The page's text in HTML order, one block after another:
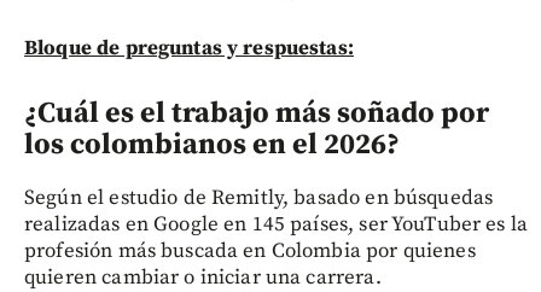
Bloque de preguntas y respuestas:
¿Cuál es el trabajo más soñado por
los colombianos en el 2026?
Según el estudio de Remitly, basado en búsquedas
realizadas en Google en 145 países, ser YouTuber es la
profesión más buscada en Colombia por quienes
quieren cambiar o iniciar una carrera.